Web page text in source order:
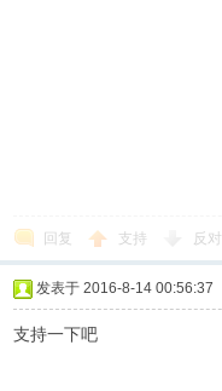
回复 支持 反对
发表于 2016-8-14 00:56:37
支持一下吧